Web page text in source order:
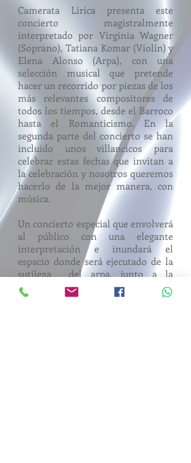
Camerata Lírica presenta este
concierto magistralmente
interpretado por Virginia Wagner
(Soprano), Tatiana Komar (Violín) y
Elena Alonso (Arpa), con una
selección musical que pretende
hacer un recorrido por piezas de los
más relevantes compositores de
todos los tiempos, desde el Barroco
hasta el Romanticismo. En la
segunda parte del concierto se han
incluido unos villancicos para
celebrar estas fechas que invitan a
la celebración y nosotros queremos
hacerlo de la mejor manera, con
música.
Un concierto especial que envolverá
al público con una elegante
interpretación e inundará el
espacio donde será ejecutado de la
sutileza del arpa, junto a la
bellísima voz de la soprano y el
rasgar del violín.